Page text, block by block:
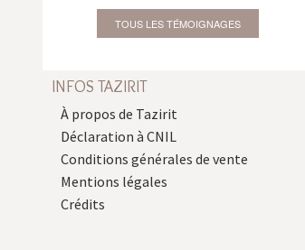
TOUS LES TÉMOIGNAGES
INFOS TAZIRIT
À propos de Tazirit
Déclaration à CNIL
Conditions générales de vente
Mentions légales
Crédits